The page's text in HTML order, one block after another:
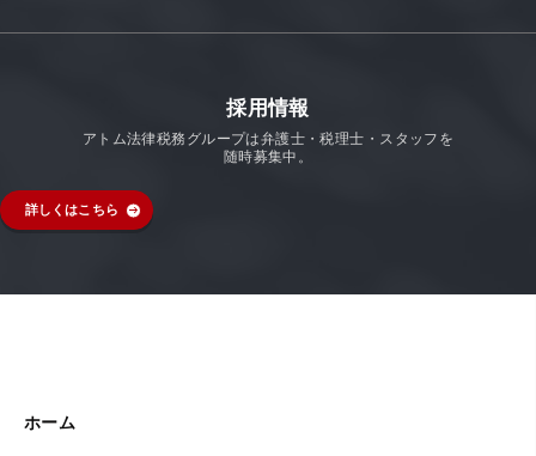
採用情報
アトム法律税務グループは弁護士・税理士・スタッフを
随時募集中。
詳しくはこちら
ホーム